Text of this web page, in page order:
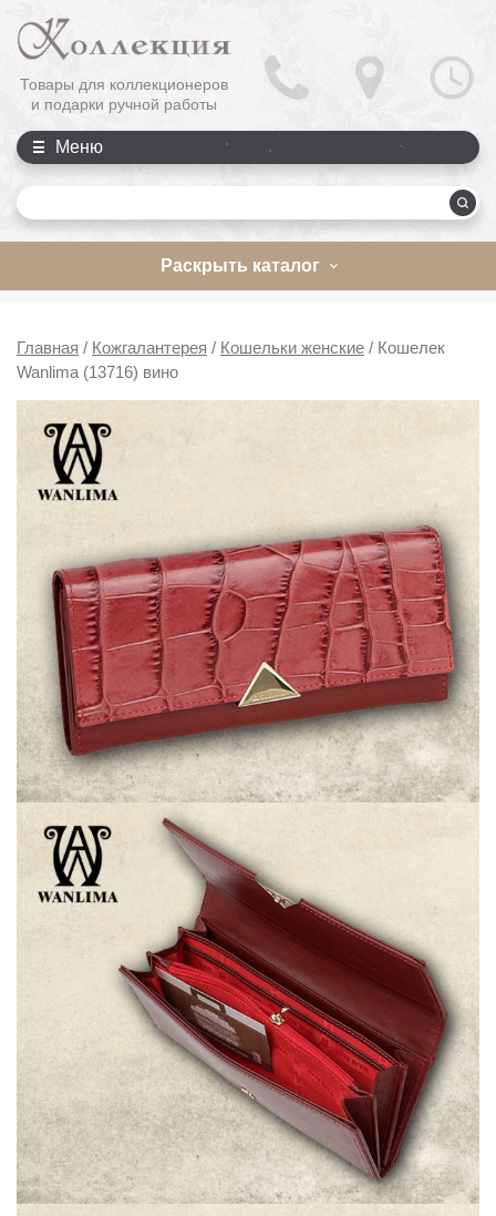
Товары для коллекционеров
и подарки ручной работы
Меню
Раскрыть каталог
Главная / Кожгалантерея / Кошельки женские / Кошелек
Wanlima (13716) вино